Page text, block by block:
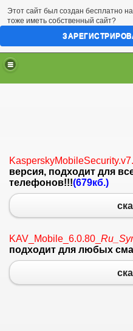
версия, подходит для
телефонов!!!(679кб.)
KAV_Mobile_6.0.80_
подходит для любых
Этот сайт был создан бесплатно на
тоже иметь собственный сайт?